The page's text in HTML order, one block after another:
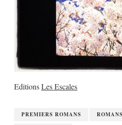
EditionsLes Escales
PREMIERS ROMANS